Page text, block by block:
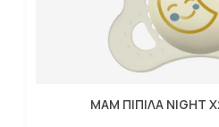
MAM ΠΙΠΙΛΑ NIGHT